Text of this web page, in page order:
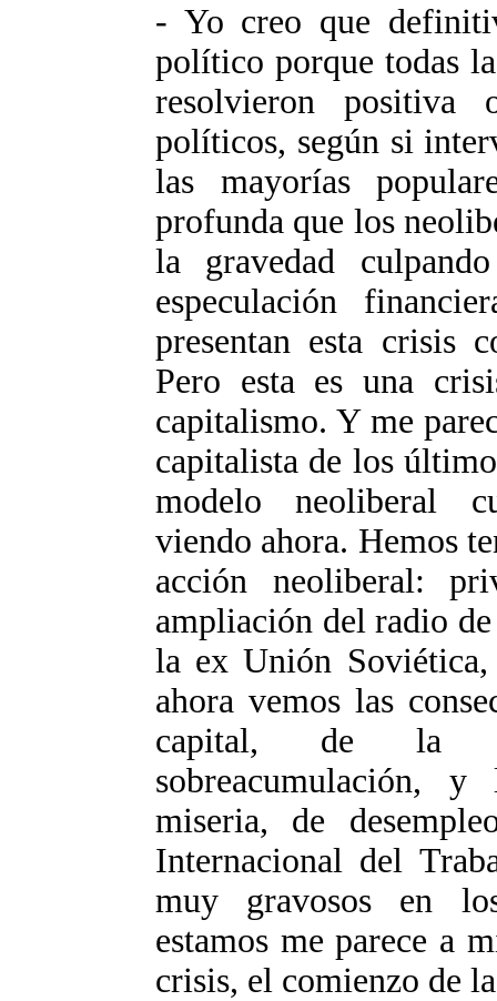
- Yo creo que
político porque todas
resolvieron positiva
políticos, según si
las mayorías
profunda que los
la gravedad
especulación
presentan esta crisis
Pero esta es una
capitalismo. Y me
capitalista de los
modelo neoliberal
viendo ahora. Hemos
acción neoliberal:
ampliación del radio de
la ex Unión
ahora vemos las
capital, de la
sobreacumulación,
miseria, de
Internacional del
muy gravosos en
estamos me parece a
crisis, el comienzo de